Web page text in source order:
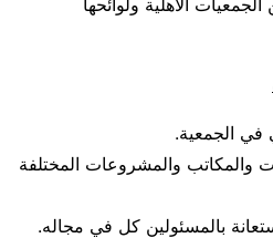
الاهلية ولوائحها
في الجمعية.
والمكاتب والمشروعات المختلفة
بالمسئولين كل في مجاله.